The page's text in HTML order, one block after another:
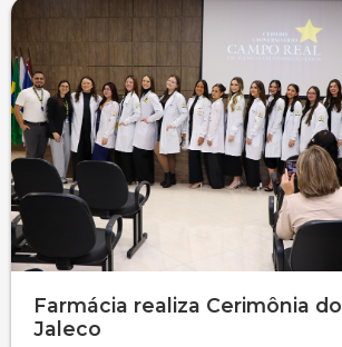
Farmácia realiza Cerimônia do
Jaleco